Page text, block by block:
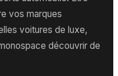
vos marques
voitures de luxe,
découvrir de